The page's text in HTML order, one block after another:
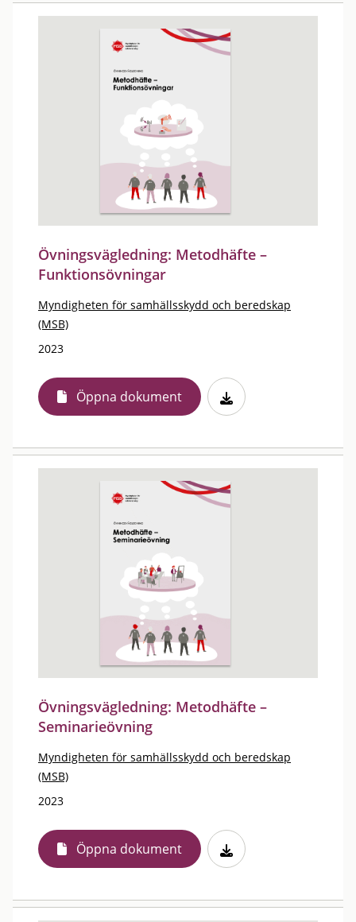
Övningsvägledning: Metodhäfte –
Funktionsövningar
Myndigheten för samhällsskydd och beredskap
(MSB)
2023
Öppna dokument
Övningsvägledning: Metodhäfte –
Seminarieövning
Myndigheten för samhällsskydd och beredskap
(MSB)
2023
Öppna dokument